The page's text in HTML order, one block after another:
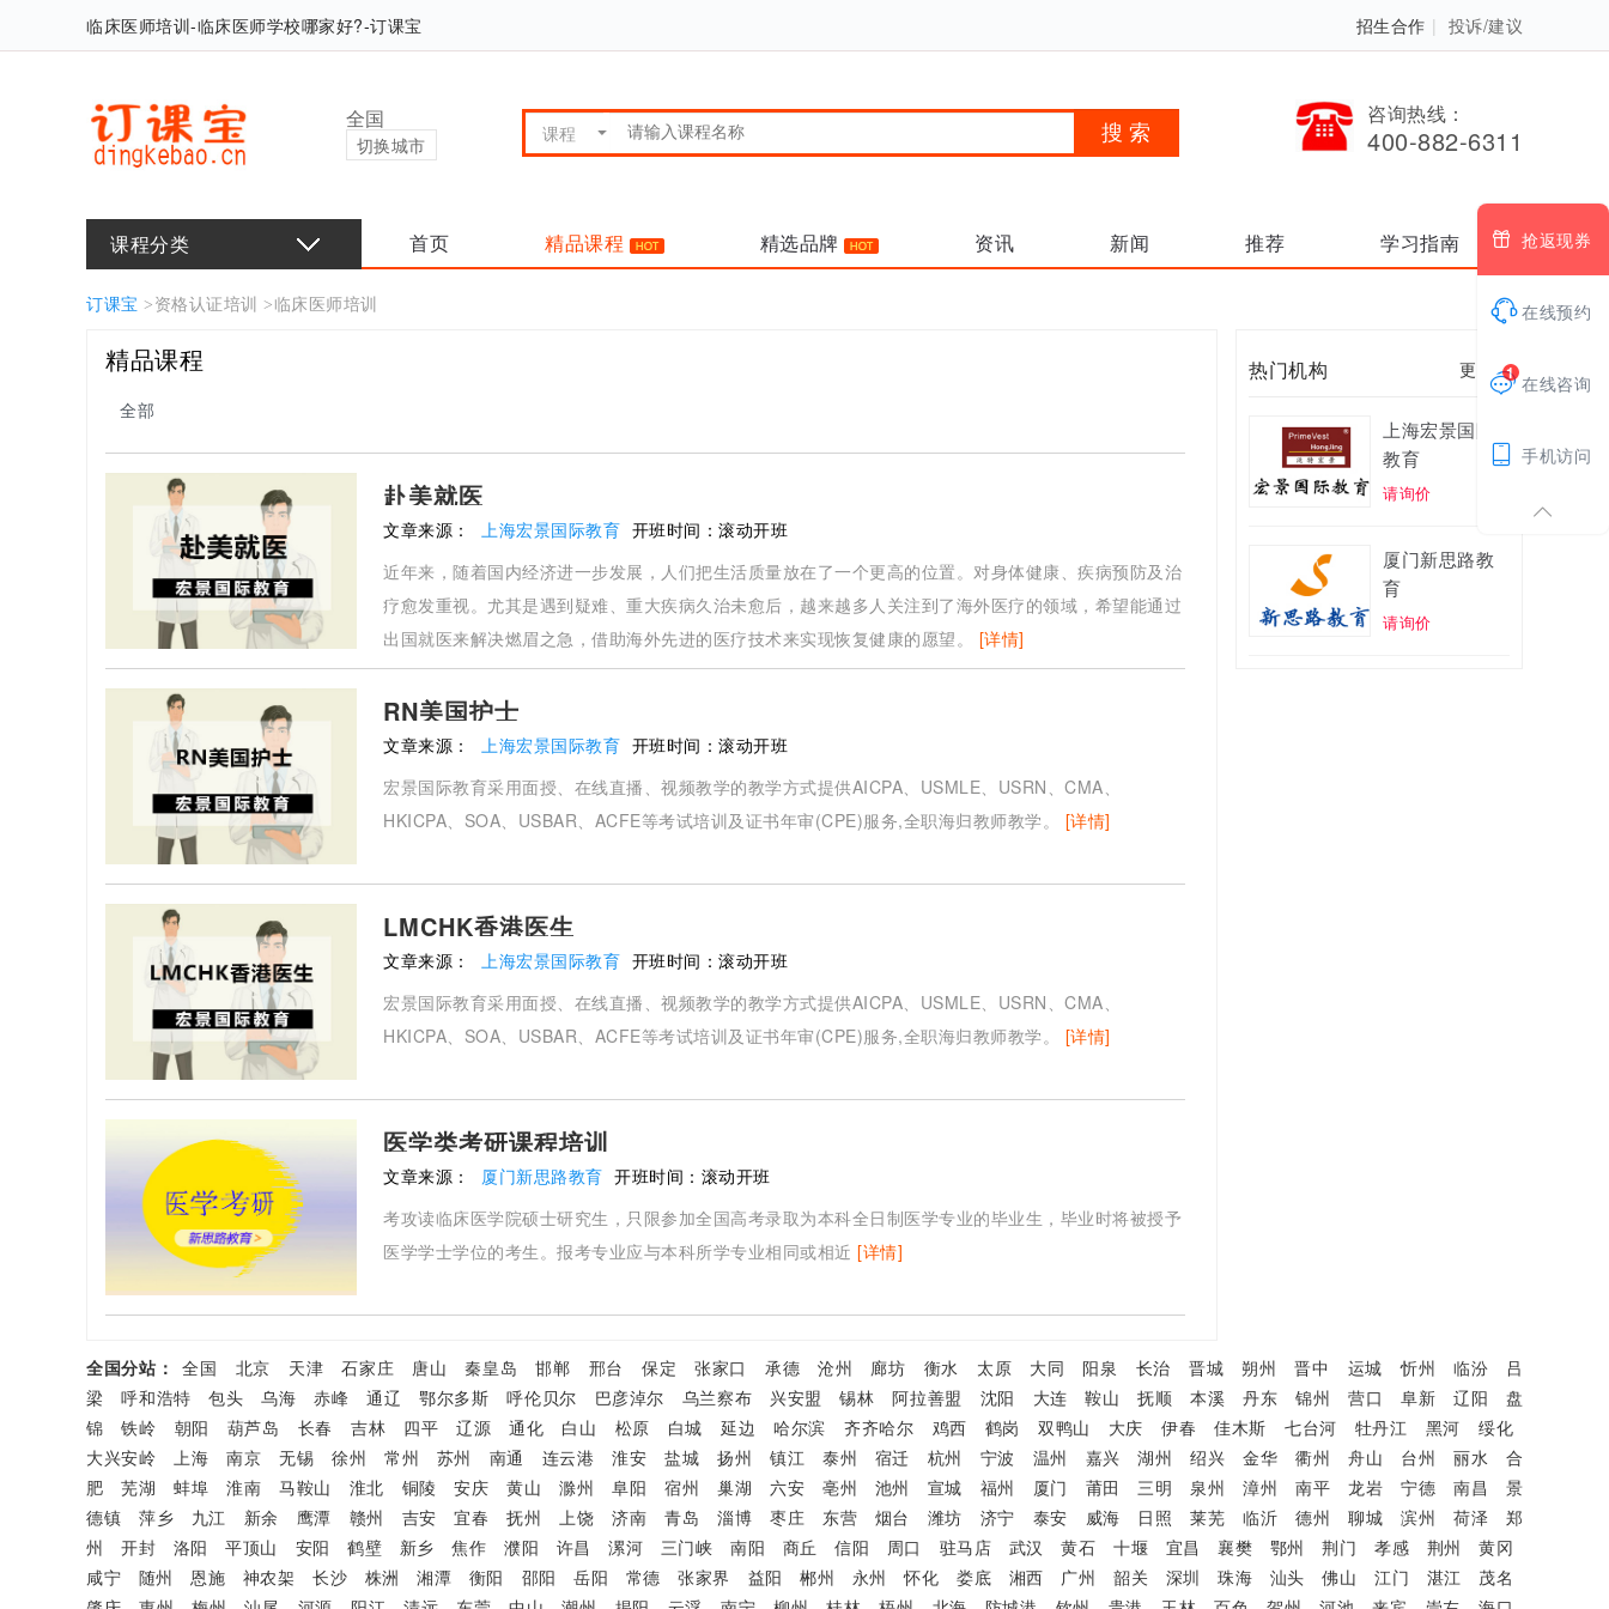
临床医师培训-临床医师学校哪家好?-订课宝 招生合作 | 投诉/建议
全国
切换城市
咨询热线：
400-882-6311
课程分类 首页 精品课程 精选品牌 资讯 新闻 推荐 学习指南
订课宝 > 资格认证培训 > 临床医师培训
精品课程
全部
赴美就医
文章来源： 上海宏景国际教育 开班时间： 滚动开班
近年来，随着国内经济进一步发展，人们把生活质量放在了一个更高的位置。对身体健康、疾病预防及治
疗愈发重视。尤其是遇到疑难、重大疾病久治未愈后，越来越多人关注到了海外医疗的领域，希望能通过
出国就医来解决燃眉之急，借助海外先进的医疗技术来实现恢复健康的愿望。 [详情]
RN美国护士
文章来源： 上海宏景国际教育 开班时间： 滚动开班
宏景国际教育采用面授、在线直播、视频教学的教学方式提供AICPA、USMLE、USRN、CMA、
HKICPA、SOA、USBAR、ACFE等考试培训及证书年审(CPE)服务,全职海归教师教学。 [详情]
LMCHK香港医生
文章来源： 上海宏景国际教育 开班时间： 滚动开班
宏景国际教育采用面授、在线直播、视频教学的教学方式提供AICPA、USMLE、USRN、CMA、
HKICPA、SOA、USBAR、ACFE等考试培训及证书年审(CPE)服务,全职海归教师教学。 [详情]
医学类考研课程培训
文章来源： 厦门新思路教育 开班时间： 滚动开班
考攻读临床医学院硕士研究生，只限参加全国高考录取为本科全日制医学专业的毕业生，毕业时将被授予
医学学士学位的考生。报考专业应与本科所学专业相同或相近 [详情]
热门机构 更多 >
上海宏景国际
教育
请询价
厦门新思路教
育
请询价
全国分站： 全国 北京 天津 石家庄 唐山 秦皇岛 邯郸 邢台 保定 张家口 承德 沧州 廊坊 衡水 太原 大同 阳泉 长治 晋城 朔州 晋中 运城 忻州 临汾
吕
梁
呼和浩特 包头 乌海 赤峰 通辽 鄂尔多斯 呼伦贝尔 巴彦淖尔 乌兰察布 兴安盟 锡林 阿拉善盟 沈阳 大连 鞍山 抚顺 本溪 丹东 锦州 营口 阜新 辽阳
盘
锦
铁岭 朝阳 葫芦岛 长春 吉林 四平 辽源 通化 白山 松原 白城 延边 哈尔滨 齐齐哈尔 鸡西 鹤岗 双鸭山 大庆 伊春 佳木斯 七台河 牡丹江 黑河
绥化
大兴安岭
上海 南京 无锡 徐州 常州 苏州 南通 连云港 淮安 盐城 扬州 镇江 泰州 宿迁 杭州 宁波 温州 嘉兴 湖州 绍兴 金华 衢州 舟山 台州 丽水
合
肥
芜湖 蚌埠 淮南 马鞍山 淮北 铜陵 安庆 黄山 滁州 阜阳 宿州 巢湖 六安 亳州 池州 宣城 福州 厦门 莆田 三明 泉州 漳州 南平 龙岩 宁德 南昌
景
德镇
萍乡 九江 新余 鹰潭 赣州 吉安 宜春 抚州 上饶 济南 青岛 淄博 枣庄 东营 烟台 潍坊 济宁 泰安 威海 日照 莱芜 临沂 德州 聊城 滨州 荷泽
郑
州
开封 洛阳 平顶山 安阳 鹤壁 新乡 焦作 濮阳 许昌 漯河 三门峡 南阳 商丘 信阳 周口 驻马店 武汉 黄石 十堰 宜昌 襄樊 鄂州 荆门 孝感 荆州
黄冈
咸宁
随州 恩施 神农架 长沙 株洲 湘潭 衡阳 邵阳 岳阳 常德 张家界 益阳 郴州 永州 怀化 娄底 湘西 广州 韶关 深圳 珠海 汕头 佛山 江门 湛江
茂名
 抢返现券
在线预约

1 在线咨询
 手机访问